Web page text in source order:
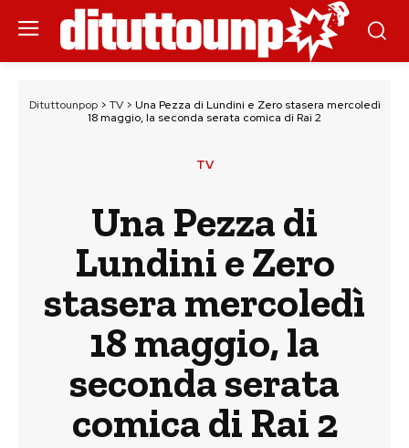
Dituttounpop> TV> Una Pezza di Lundini e Zero stasera mercoledì
18 maggio, la seconda serata comica di Rai 2
TV
Una Pezza di
Lundini e Zero
stasera mercoledì
18 maggio, la
seconda serata
comica di Rai 2